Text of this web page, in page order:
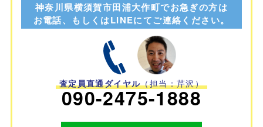
神奈川県横須賀市田浦大作町でお急ぎの方は
お電話、もしくはLINEにてご連絡ください。
査定員直通ダイヤル（担当：芹沢）
090-2475-1888